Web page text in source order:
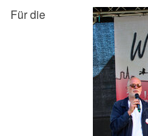
Für die